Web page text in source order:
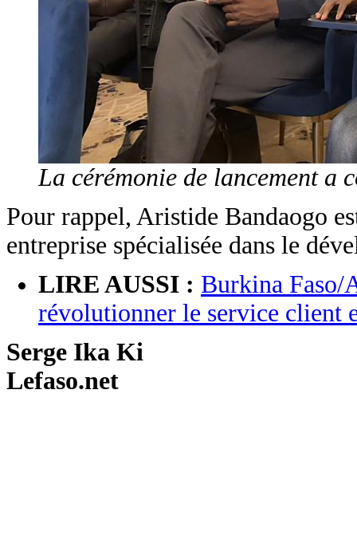
La cérémonie de lancement a
Pour rappel, Aristide Bandaogo
entreprise spécialisée dans le
LIRE AUSSI : Burkina Faso/
révolutionner le service client
Serge Ika Ki
Lefaso.net